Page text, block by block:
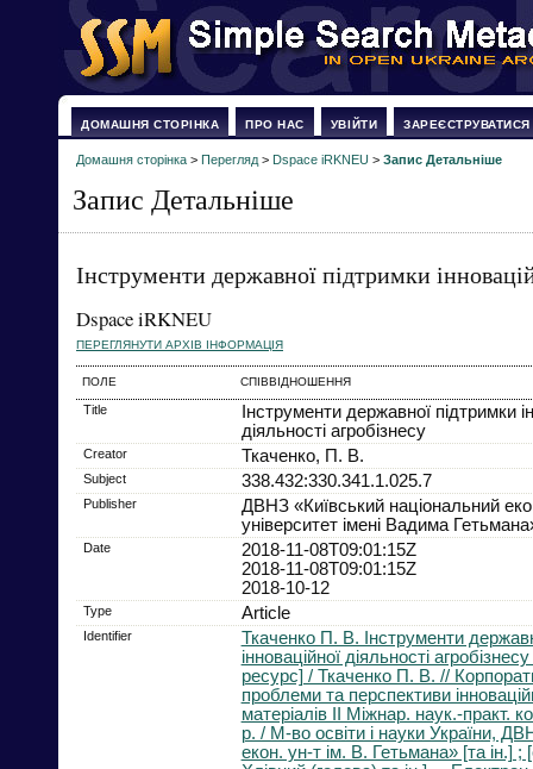
ДОМАШНЯ СТОРІНКА ПРО НАС УВІЙТИ ЗАРЕЄСТРУВАТИСЯ
Домашня сторінка > Перегляд > Dspace iRKNEU > Запис Детальніше
Запис Детальніше
Інструменти державної підтримки
Dspace iRKNEU
ПЕРЕГЛЯНУТИ АРХІВ ІНФОРМАЦІЯ
ПОЛЕ СПІВВІДНОШЕННЯ
Title
Інструменти державної підтримки
діяльності агробізнесу
Creator Ткаченко, П. В.
Subject 338.432:330.341.1.025.7
Publisher
ДВНЗ «Київський національний
університет імені Вадима
Date
2018-11-08T09:01:15Z
2018-11-08T09:01:15Z
2018-10-12
Type Article
Identifier
Ткаченко П. В. Інструменти
інноваційної діяльності
ресурс] / Ткаченко П. В. //
проблеми та перспективи
матеріалів ІІ Міжнар. наук.-практ.
р. / М-во освіти і науки України,
екон. ун-т ім. В. Гетьмана» [та ін.] ;